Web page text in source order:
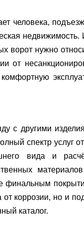
человека,
ворот нужно
от
с другими
спектр услуг
вида и
финальным
коррозии, но и
каталог.